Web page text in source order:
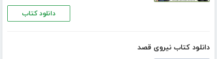
دانلود کتاب
دانلود کتاب نیروی قصد